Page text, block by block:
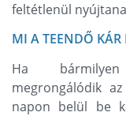
feltétlenül
MI A TEENDŐ KÁR
Ha bármilyen
megrongálódik
napon belül be